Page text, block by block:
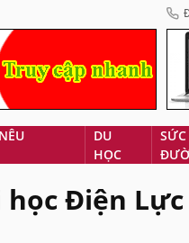
DU
HỌC
học Điện Lực